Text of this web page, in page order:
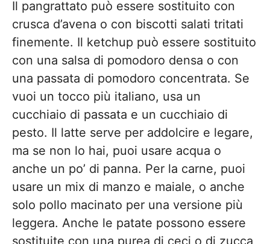
Il pangrattato può essere sostituito con
crusca d’avena o con biscotti salati tritati
finemente. Il ketchup può essere sostituito
con una salsa di pomodoro densa o con
una passata di pomodoro concentrata. Se
vuoi un tocco più italiano, usa un
cucchiaio di passata e un cucchiaio di
pesto. Il latte serve per addolcire e legare,
ma se non lo hai, puoi usare acqua o
anche un po’ di panna. Per la carne, puoi
usare un mix di manzo e maiale, o anche
solo pollo macinato per una versione più
leggera. Anche le patate possono essere
sostituite con una purea di ceci o di zucca